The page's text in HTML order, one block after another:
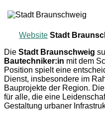
Website Stadt
Die Stadt Braunschweig
Bautechniker:in mit dem
Position spielt eine
Dienst, insbesondere im
Bauprojekte der Region.
für alle, die eine
Gestaltung urbaner